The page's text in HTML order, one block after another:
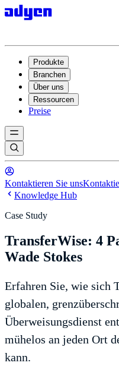
Produkte
Branchen
Über uns
Ressourcen
Preise
Kontaktieren Sie uns
Knowledge Hub
Case Study
TransferWise: 4
Wade Stokes
Erfahren Sie, wie sich
globalen,
Überweisungsdienst
mühelos an jeden Ort
kann.